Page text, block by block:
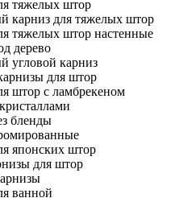
тяжелых штор
карниз для тяжелых штор
тяжелых штор настенные
дерево
угловой карниз
для штор
штор с ламбрекеном
бленды
японских штор
для штор
ванной